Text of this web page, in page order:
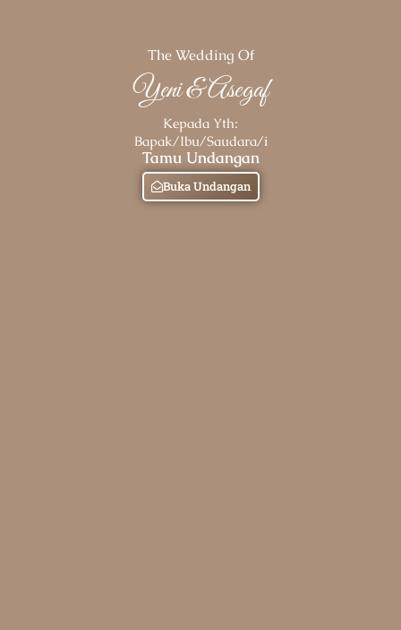
The Wedding Of
Yeni & Asegaf
Kepada Yth:
Bapak/Ibu/Saudara/i
Tamu Undangan
Buka Undangan